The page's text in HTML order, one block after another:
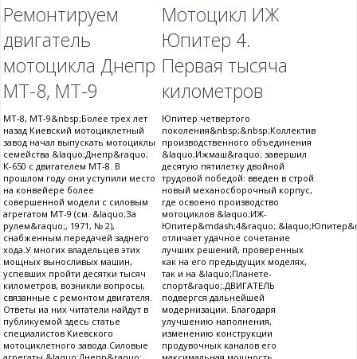
Ремонтируем
двигатель
мотоцикла Днепр
МТ-8, МТ-9
МТ-8, МТ-9&nbsp;Более трех лет
назад Киевский мотоциклетный
завод начал выпускать мотоциклы
семейства &laquo;Днепр&raquo;
К-650 с двигателем МТ-8. В
прошлом году они уступили место
на конвейере более
совершенной модели с силовым
агрегатом МТ-9 (см. &laquo;За
рулем&raquo;, 1971, № 2),
снабженным передачей заднего
хода.У многих владельцев этих
мощных выносливых машин,
успевших пройти десятки тысяч
километров, возникли вопросы,
связанные с ремонтом двигателя.
Ответы иа них читатели найдут в
публикуемой здесь статье
специалистов Киевского
мотоциклетного завода.Силовые
Мотоцикл ИЖ
Юпитер 4.
Первая тысяча
километров
Юпитер четвертого
поколения&nbsp;&nbsp;Коллектив
производственного объединения
&laquo;Ижмаш&raquo; завершил
десятую пятилетку двойной
трудовой победой: введен в строй
новый механосборочный корпус,
где освоено производство
мотоциклов &laquo;ИЖ-
отличает удачное сочетание
лучших решений, проверенных
как на его предыдущих моделях,
так и на &laquo;Планете-
спорт&raquo;.ДВИГАТЕЛЬ
подвергся дальнейшей
модернизации. Благодаря
улучшению наполнения,
изменению конструкции
продувочных каналов его